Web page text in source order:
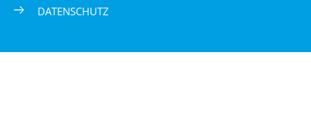
DATENSCHUTZ